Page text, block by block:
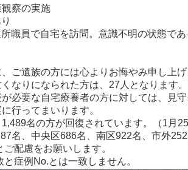
察の実施
職員で自宅を訪問。意識不明の状態で
ご遺族の方には心よりお悔やみ申し上げ
なりになられた方は、27人となります。
必要な自宅療養者の方に対しては、見
行ってまいります。
名の方が回復されています。（1月25
名、中央区686名、南区922名、市外252
配慮をお願いします。
症例No.とは一致しません。